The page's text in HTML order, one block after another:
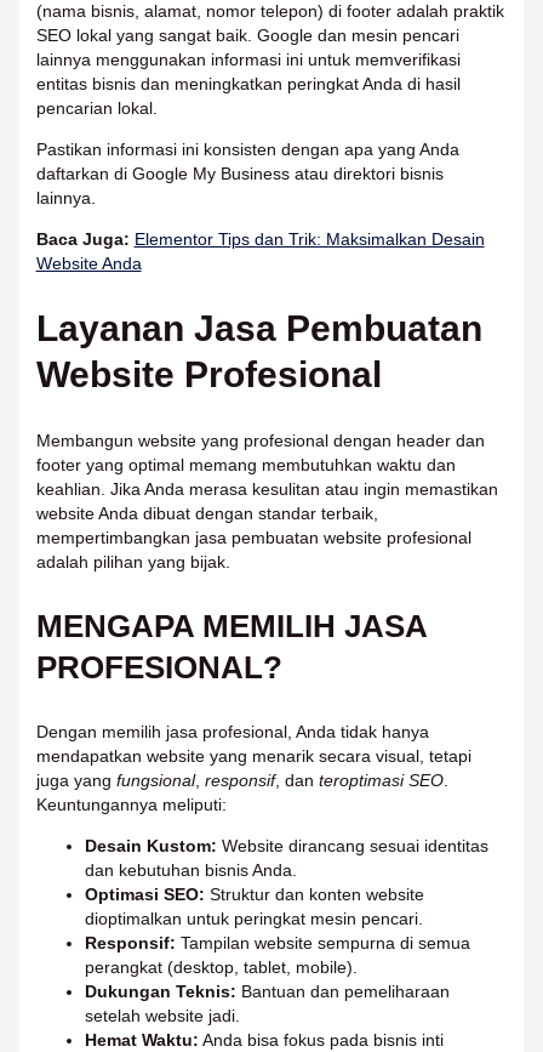
(nama bisnis, alamat, nomor telepon) di footer adalah praktik
SEO lokal yang sangat baik. Google dan mesin pencari
lainnya menggunakan informasi ini untuk memverifikasi
entitas bisnis dan meningkatkan peringkat Anda di hasil
pencarian lokal.
Pastikan informasi ini konsisten dengan apa yang Anda
daftarkan di Google My Business atau direktori bisnis
lainnya.
Baca Juga: Elementor Tips dan Trik: Maksimalkan Desain
Website Anda
Layanan Jasa Pembuatan
Website Profesional
Membangun website yang profesional dengan header dan
footer yang optimal memang membutuhkan waktu dan
keahlian. Jika Anda merasa kesulitan atau ingin memastikan
website Anda dibuat dengan standar terbaik,
mempertimbangkan jasa pembuatan website profesional
adalah pilihan yang bijak.
MENGAPA MEMILIH JASA
PROFESIONAL?
Dengan memilih jasa profesional, Anda tidak hanya
mendapatkan website yang menarik secara visual, tetapi
juga yang fungsional, responsif, dan teroptimasi SEO.
Keuntungannya meliputi:
Desain Kustom: Website dirancang sesuai identitas
dan kebutuhan bisnis Anda.
Optimasi SEO: Struktur dan konten website
dioptimalkan untuk peringkat mesin pencari.
Responsif: Tampilan website sempurna di semua
perangkat (desktop, tablet, mobile).
Dukungan Teknis: Bantuan dan pemeliharaan
setelah website jadi.
Hemat Waktu: Anda bisa fokus pada bisnis inti